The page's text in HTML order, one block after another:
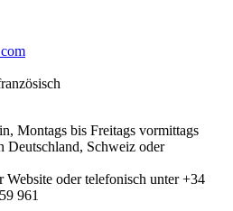
Montags bis Freitags vormittags
Deutschland, Schweiz oder
Website oder telefonisch unter +34
961